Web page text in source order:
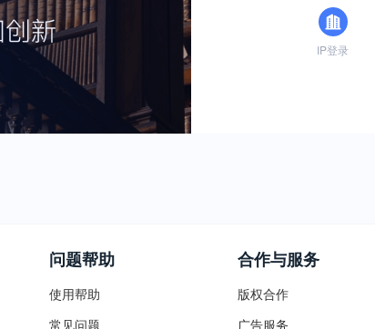
IP登录
问题帮助
使用帮助
常见问题
合作与服务
版权合作
广告服务